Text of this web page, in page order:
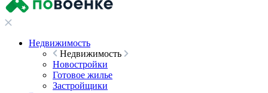
Недвижимость
Недвижимость
Новостройки
Готовое жилье
Застройщики